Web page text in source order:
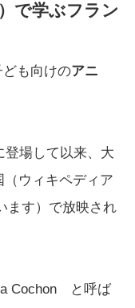
で学ぶフラン
ども向けのアニ
登場して以来、大
（ウィキペディア
ます）で放映され
Cochon と呼ば